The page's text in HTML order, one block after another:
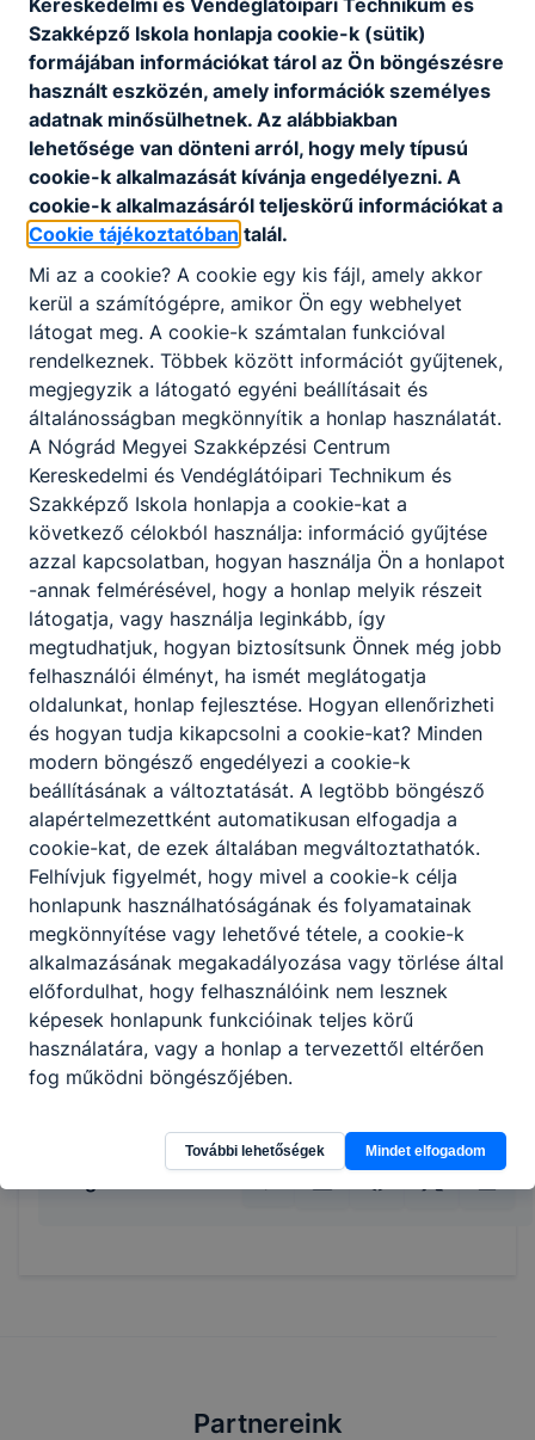
KOMPETENCIAELVÁRÁS
Kiváló kommunikációs készség, jó
problémamegoldó képesség, állóképesség, nagy
terhelhetőség, jó stressztűrő képesség, empátia,
szervezőkészség, együttműködő képesség.
A SZAKKÉPZETTSÉGGEL RENDELKEZŐ
elvégzi az üzemeltetéssel kapcsolatos
teendőket;
ﬁgyelemmel kíséri az árukészletet, részt
vesz az áru szakszerű minőségi és
mennyiségi átvételében, tárolásában és
dokumentálásában;
ismerteti a választékot, ételeket ajánl az
allergének ﬁgyelembevételével, italokat
ajánl, azokat párosítja a vendég által
megrendelt ételekhez;
felveszi a rendelést;
felszolgál, a különböző felszolgálási
rendszerek és az egység igényeinek
ﬁgyelembevételével előkészíti a
felszolgáláshoz szükséges eszközöket,
elkészíti az italokat, majd szakszerűen
kiviszi az ételeket, italokat a vendégek
asztalához;
barista, bartender, sommelier
tevékenységet végez;
ﬁgyelemmel kíséri a vendégek kéréseit, a
vendégek étkezése során kommunikál,
tájékozódik elégedettségükről;
megszervezi a saját és beosztott
munkatársai munkáját, ellenőrzi azt;
kiállítja a számlát, kezeli a pénztárgépet,
éttermi szoftvert.
Partnereink
Szakképző Iskola honlapja cookie-k (sütik)
formájában információkat tárol az Ön böngészésre
használt eszközén, amely információk személyes
adatnak minősülhetnek. Az alábbiakban
lehetősége van dönteni arról, hogy mely típusú
cookie-k alkalmazását kívánja engedélyezni. A
cookie-k alkalmazásáról teljeskörű információkat a
Cookie tájékoztatóban talál.
Mi az a cookie? A cookie egy kis fájl, amely akkor
kerül a számítógépre, amikor Ön egy webhelyet
látogat meg. A cookie-k számtalan funkcióval
rendelkeznek. Többek között információt gyűjtenek,
megjegyzik a látogató egyéni beállításait és
általánosságban megkönnyítik a honlap használatát.
A Nógrád Megyei Szakképzési Centrum
Kereskedelmi és Vendéglátóipari Technikum és
Szakképző Iskola honlapja a cookie-kat a
következő célokból használja: információ gyűjtése
azzal kapcsolatban, hogyan használja Ön a honlapot
-annak felmérésével, hogy a honlap melyik részeit
látogatja, vagy használja leginkább, így
megtudhatjuk, hogyan biztosítsunk Önnek még jobb
felhasználói élményt, ha ismét meglátogatja
oldalunkat, honlap fejlesztése. Hogyan ellenőrizheti
és hogyan tudja kikapcsolni a cookie-kat? Minden
modern böngésző engedélyezi a cookie-k
beállításának a változtatását. A legtöbb böngésző
alapértelmezettként automatikusan elfogadja a
cookie-kat, de ezek általában megváltoztathatók.
Felhívjuk figyelmét, hogy mivel a cookie-k célja
honlapunk használhatóságának és folyamatainak
megkönnyítése vagy lehetővé tétele, a cookie-k
alkalmazásának megakadályozása vagy törlése által
előfordulhat, hogy felhasználóink nem lesznek
képesek honlapunk funkcióinak teljes körű
használatára, vagy a honlap a tervezettől eltérően
fog működni böngészőjében.
További lehetőségek Mindet elfogadom